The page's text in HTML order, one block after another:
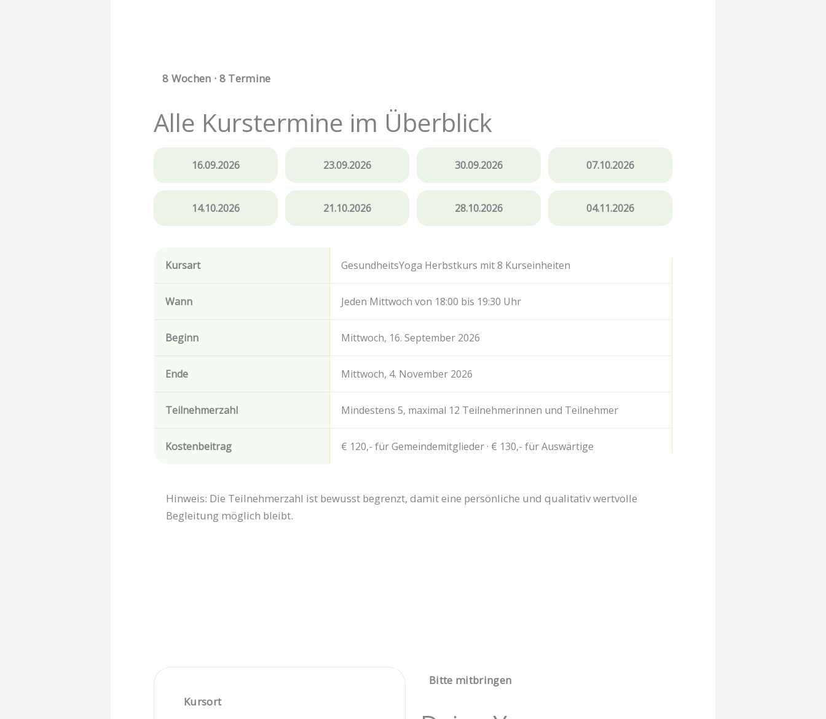
8 Wochen · 8 Termine
Alle Kurstermine im Überblick
16.09.2026 23.09.2026 30.09.2026 07.10.2026
14.10.2026 21.10.2026 28.10.2026 04.11.2026
Kursart GesundheitsYoga Herbstkurs mit 8 Kurseinheiten
Wann Jeden Mittwoch von 18:00 bis 19:30 Uhr
Beginn Mittwoch, 16. September 2026
Ende Mittwoch, 4. November 2026
Teilnehmerzahl Mindestens 5, maximal 12 Teilnehmerinnen und Teilnehmer
Kostenbeitrag € 120,- für Gemeindemitglieder · € 130,- für Auswärtige
Hinweis: Die Teilnehmerzahl ist bewusst begrenzt, damit eine persönliche und qualitativ wertvolle
Begleitung möglich bleibt.
Kursort
Bitte mitbringen